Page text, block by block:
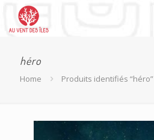
héro
Home Produits identifiés “héro”